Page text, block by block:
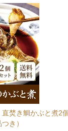
焚き鯛かぶと煮2
き）